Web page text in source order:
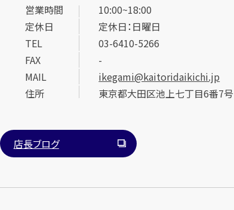
営業時間
10:00~18:00
定休日
定休日：日曜日
TEL
03-6410-5266
FAX
-
MAIL
ikegami@kaitoridaikichi.jp
住所
東京都大田区池上七丁目6番7号
店長ブログ